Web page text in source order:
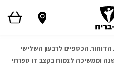
הכספיים לרבעון השלישי
וממשיכה לצמוח בקצב דו ספרתי